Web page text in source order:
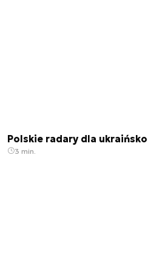
Polskie radary dla
3 min.